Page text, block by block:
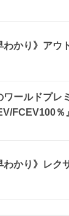
わかり》アウ
ワールドプ
FCEV100％
わかり》レク